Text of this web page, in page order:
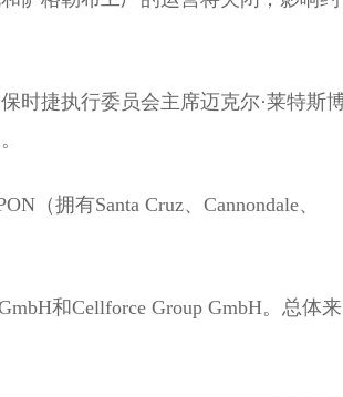
时捷执行委员会主席迈克尔·莱特斯
（拥有Santa Cruz、Cannondale、
和Cellforce Group GmbH。总体来